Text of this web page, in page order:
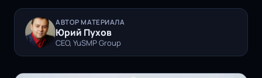
АВТОР МАТЕРИАЛА
Юрий Пухов
CEO, YuSMP Group